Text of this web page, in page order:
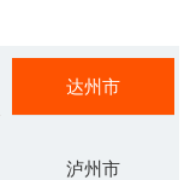
达州市
泸州市